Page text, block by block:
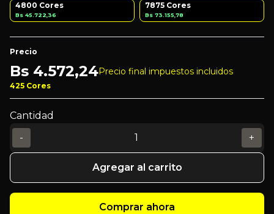
4800 Cores
Bs 45.722,36
7875 Cores
Bs 73.155,78
Precio
Bs 4.572,24Precio final impuestos incluidos
425 Cores
Cantidad
-
+
Agregar al carrito
Comprar ahora